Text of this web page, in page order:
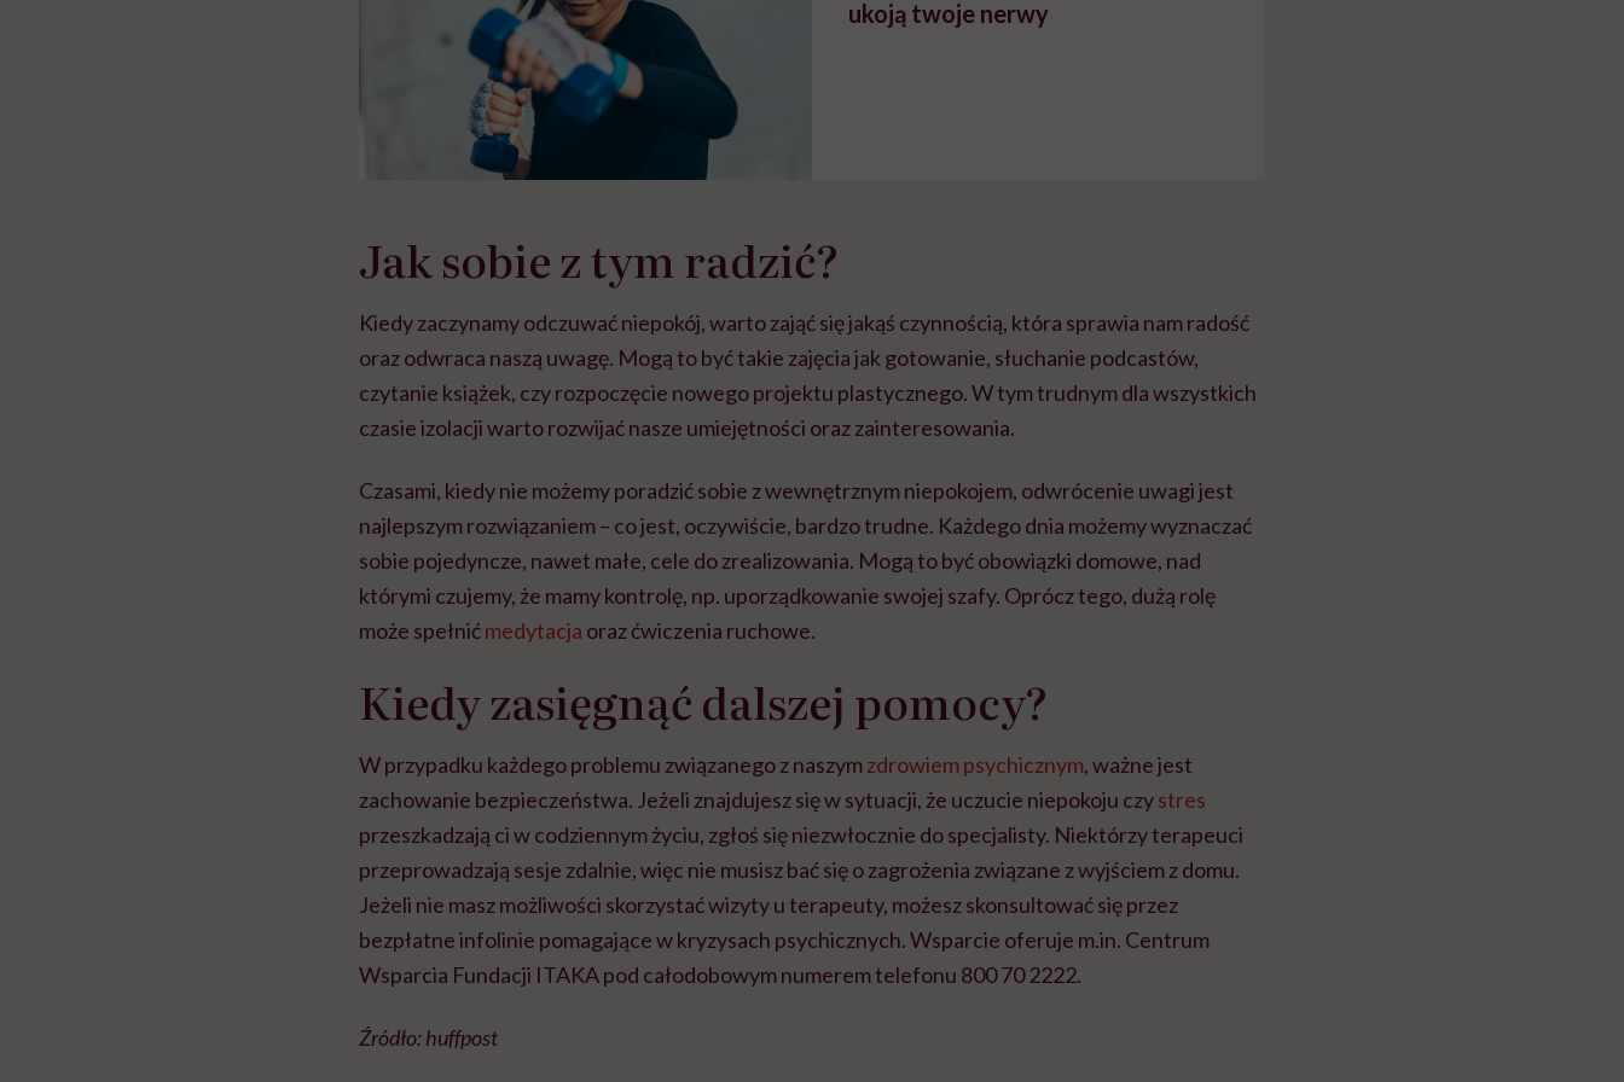
ukoją twoje nerwy
Jak sobie z tym radzić?
Kiedy zaczynamy odczuwać niepokój, warto zająć się jakąś czynnością, która sprawia nam radość
oraz odwraca naszą uwagę. Mogą to być takie zajęcia jak gotowanie, słuchanie podcastów,
czytanie książek, czy rozpoczęcie nowego projektu plastycznego. W tym trudnym dla wszystkich
czasie izolacji warto rozwijać nasze umiejętności oraz zainteresowania.
Czasami, kiedy nie możemy poradzić sobie z wewnętrznym niepokojem, odwrócenie uwagi jest
najlepszym rozwiązaniem – co jest, oczywiście, bardzo trudne. Każdego dnia możemy wyznaczać
sobie pojedyncze, nawet małe, cele do zrealizowania. Mogą to być obowiązki domowe, nad
którymi czujemy, że mamy kontrolę, np. uporządkowanie swojej szafy. Oprócz tego, dużą rolę
może spełnićmedytacja oraz ćwiczenia ruchowe.
Kiedy zasięgnąć dalszej pomocy?
W przypadku każdego problemu związanego z naszymzdrowiem psychicznym, ważne jest
zachowanie bezpieczeństwa. Jeżeli znajdujesz się w sytuacji, że uczucie niepokoju czystres
przeszkadzają ci w codziennym życiu, zgłoś się niezwłocznie do specjalisty. Niektórzy terapeuci
przeprowadzają sesje zdalnie, więc nie musisz bać się o zagrożenia związane z wyjściem z domu.
Jeżeli nie masz możliwości skorzystać wizyty u terapeuty, możesz skonsultować się przez
bezpłatne infolinie pomagające w kryzysach psychicznych. Wsparcie oferuje m.in. Centrum
Wsparcia Fundacji ITAKA pod całodobowym numerem telefonu 800 70 2222.
Źródło: huffpost